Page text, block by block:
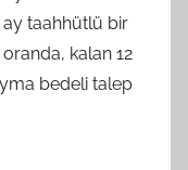
ay taahhütlü bir
kalan 12
bedeli talep